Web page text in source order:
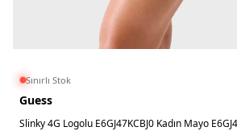
Sınırlı Stok
Guess
Slinky 4G Logolu E6GJ47KCBJ0 Kadın Mayo